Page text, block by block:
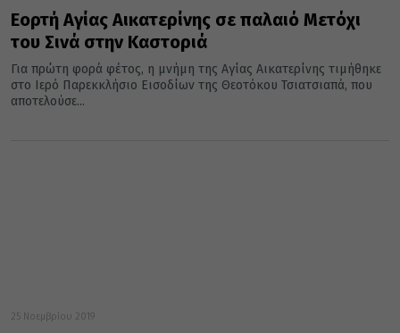
Εορτή Αγίας Αικατερίνης σε παλαιό Μετόχι
του Σινά στην Καστοριά
Για πρώτη φορά φέτος, η μνήμη της Αγίας Αικατερίνης τιμήθηκε
στο Ιερό Παρεκκλήσιο Εισοδίων της Θεοτόκου Τσιατσιαπά, που
αποτελούσε...
25 Νοεμβρίου 2019